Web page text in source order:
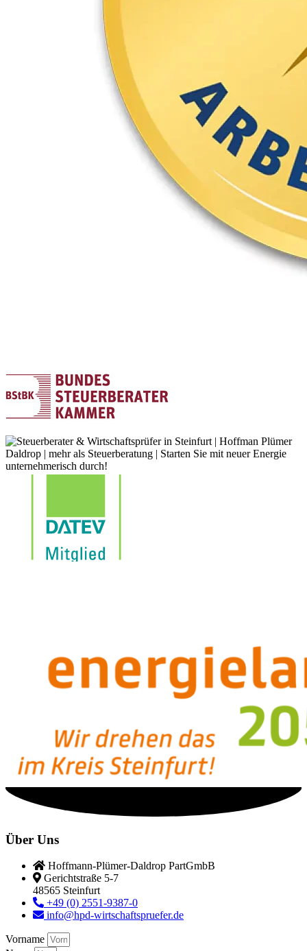
Über Uns
Hoffmann-Plümer-Daldrop PartGmbB
Gerichtstraße 5-7
48565 Steinfurt
+49 (0) 2551-9387-0
info@hpd-wirtschaftspruefer.de
Vorname